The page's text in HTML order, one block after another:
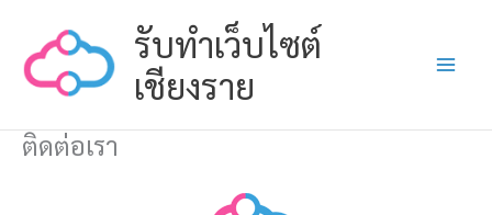
content
รับทำเว็บไซต์
เชียงราย
ติดต่อเรา